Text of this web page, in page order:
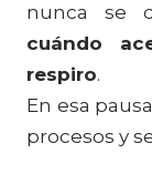
nunca se
cuándo
respiro.
En esa
procesos y